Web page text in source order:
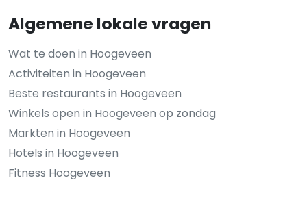
Algemene lokale vragen
Wat te doen in Hoogeveen
Activiteiten in Hoogeveen
Beste restaurants in Hoogeveen
Winkels open in Hoogeveen op zondag
Markten in Hoogeveen
Hotels in Hoogeveen
Fitness Hoogeveen